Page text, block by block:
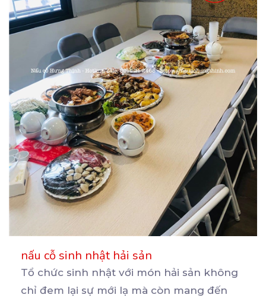
nấu cỗ sinh nhật hải sản
Tổ chức sinh nhật với món hải sản không
chỉ đem lại sự mới lạ mà còn mang đến